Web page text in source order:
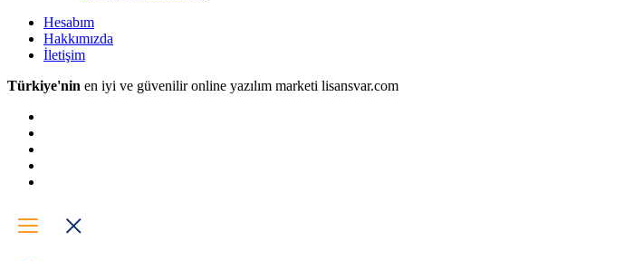
Hesabım
Hakkımızda
İletişim
Türkiye'nin en iyi ve güvenilir online yazılım marketi lisansvar.com